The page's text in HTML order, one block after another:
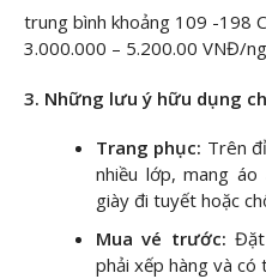
trung bình khoảng 109 -198
3.000.000 – 5.200.00 VNĐ/
3. Những lưu ý hữu dụng
Trang phục: Trên
nhiều lớp, mang
giày đi tuyết hoặc
Mua vé trước:
phải xếp hàng và có